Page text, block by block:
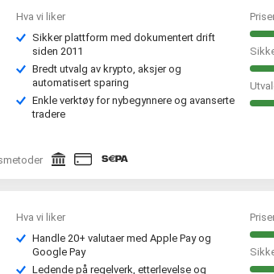
Hva vi liker
Sikker plattform med dokumentert drift
siden 2011
Bredt utvalg av krypto, aksjer og
automatisert sparing
Enkle verktøy for nybegynnere og avanserte
tradere
Hva vi liker
Handle 20+ valutaer med Apple Pay og
Google Pay
Ledende på regelverk, etterlevelse og